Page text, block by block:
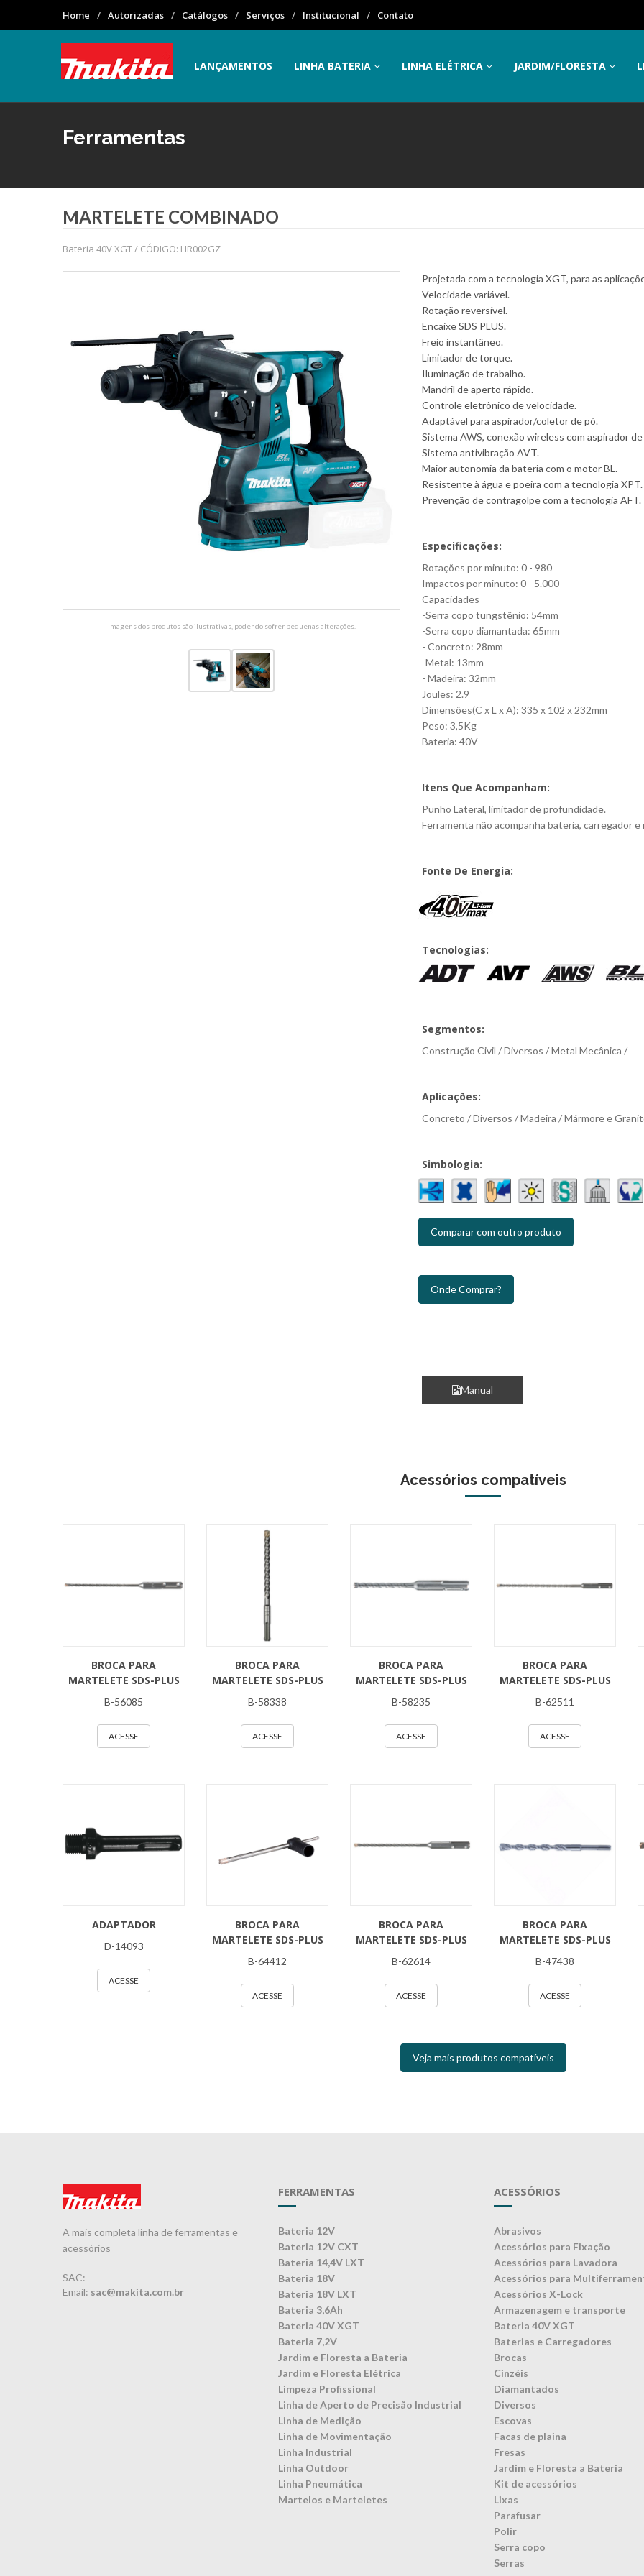
Home Autorizadas Catálogos Serviços Institucional Contato
LANÇAMENTOS LINHA BATERIA LINHA ELÉTRICA JARDIM/FLORESTA
Ferramentas
MARTELETE COMBINADO
Bateria 40V XGT / CÓDIGO: HR002GZ
Imagens dos produtos são ilustrativas, podendo sofrer pequenas alterações.
Projetada com a tecnologia XGT, para as
Velocidade variável.
Rotação reversível.
Encaixe SDS PLUS.
Freio instantâneo.
Limitador de torque.
Iluminação de trabalho.
Mandril de aperto rápido.
Controle eletrônico de velocidade.
Adaptável para aspirador/coletor de pó.
Sistema AWS, conexão wireless com aspirador
Sistema antivibração AVT.
Maior autonomia da bateria com o motor BL.
Resistente à água e poeira com a tecnologia XPT.
Prevenção de contragolpe com a tecnologia AFT.
Especificações:
Rotações por minuto: 0 - 980
Impactos por minuto: 0 - 5.000
Capacidades
-Serra copo tungstênio: 54mm
-Serra copo diamantada: 65mm
- Concreto: 28mm
-Metal: 13mm
- Madeira: 32mm
Joules: 2.9
Dimensões(C x L x A): 335 x 102 x 232mm
Peso: 3,5Kg
Bateria: 40V
Itens Que Acompanham:
Punho Lateral, limitador de profundidade.
Ferramenta não acompanha bateria, carregador e
Fonte De Energia:
Tecnologias:
Segmentos:
Construção Civil / Diversos / Metal Mecânica /
Aplicações:
Concreto / Diversos / Madeira / Mármore e
Simbologia:
Comparar com outro produto
Onde Comprar?
Manual
Acessórios compatíveis
BROCA PARA
MARTELETE SDS-PLUS
B-56085
ACESSE
BROCA PARA
MARTELETE SDS-PLUS
B-58338
ACESSE
BROCA PARA
MARTELETE SDS-PLUS
B-58235
ACESSE
BROCA PARA
MARTELETE SDS-PLUS
B-62511
ACESSE
ADAPTADOR
D-14093
ACESSE
BROCA PARA
MARTELETE SDS-PLUS
B-64412
ACESSE
BROCA PARA
MARTELETE SDS-PLUS
B-62614
ACESSE
BROCA PARA
MARTELETE SDS-PLUS
B-47438
ACESSE
Veja mais produtos compatíveis
A mais completa linha de ferramentas e
acessórios
SAC:
Email: sac@makita.com.br
FERRAMENTAS
Bateria 12V
Bateria 12V CXT
Bateria 14,4V LXT
Bateria 18V
Bateria 18V LXT
Bateria 3,6Ah
Bateria 40V XGT
Bateria 7,2V
Jardim e Floresta a Bateria
Jardim e Floresta Elétrica
Limpeza Profissional
Linha de Aperto de Precisão Industrial
Linha de Medição
Linha de Movimentação
Linha Industrial
Linha Outdoor
Linha Pneumática
Martelos e Marteletes
ACESSÓRIOS
Abrasivos
Acessórios para Fixação
Acessórios para Lavadora
Acessórios para
Acessórios X-Lock
Armazenagem e transporte
Bateria 40V XGT
Baterias e Carregadores
Brocas
Cinzéis
Diamantados
Diversos
Escovas
Facas de plaina
Fresas
Jardim e Floresta a Bateria
Kit de acessórios
Lixas
Parafusar
Polir
Serra copo
Serras